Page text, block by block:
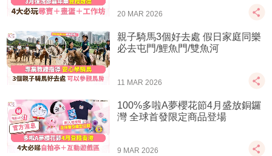
20 MAR 2026
親子騎馬3個好去處 假日家庭同樂
必去屯門/鯉魚門/雙魚河
11 MAR 2026
100%多啦A夢櫻花節4月盛放銅鑼
灣 全球首發限定商品登場
9 MAR 2026